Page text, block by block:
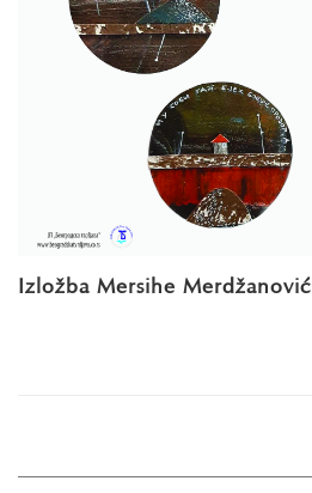
Izložba Mersihe Merdžanović